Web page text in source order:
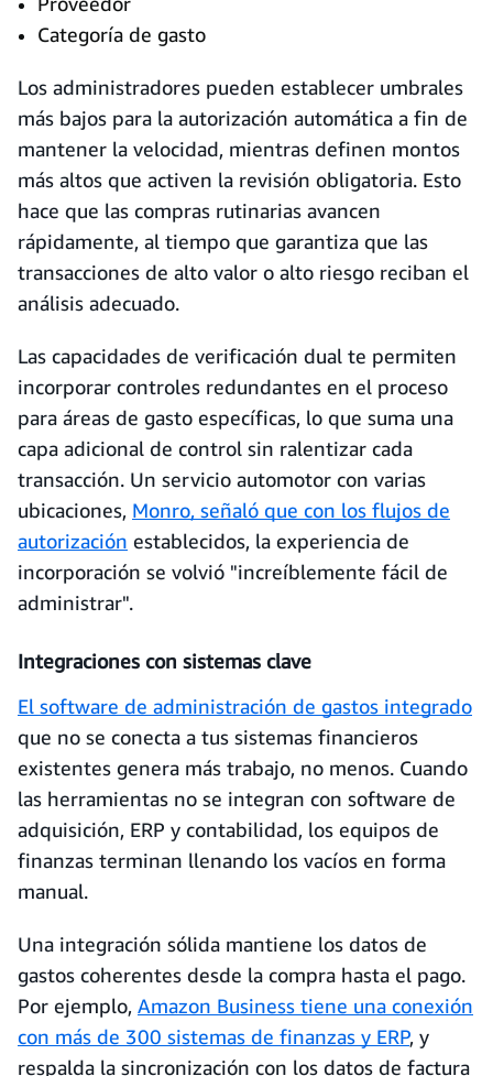
Categoría de gasto
Los administradores pueden establecer umbrales
más bajos para la autorización automática a fin de
mantener la velocidad, mientras definen montos
más altos que activen la revisión obligatoria. Esto
hace que las compras rutinarias avancen
rápidamente, al tiempo que garantiza que las
transacciones de alto valor o alto riesgo reciban el
análisis adecuado.
Las capacidades de verificación dual te permiten
incorporar controles redundantes en el proceso
para áreas de gasto específicas, lo que suma una
capa adicional de control sin ralentizar cada
transacción. Un servicio automotor con varias
ubicaciones, Monro, señaló que con los flujos de
autorización establecidos, la experiencia de
incorporación se volvió "increíblemente fácil de
administrar".
Integraciones con sistemas clave
El software de administración de gastos integrado
que no se conecta a tus sistemas financieros
existentes genera más trabajo, no menos. Cuando
las herramientas no se integran con software de
adquisición, ERP y contabilidad, los equipos de
finanzas terminan llenando los vacíos en forma
manual.
Una integración sólida mantiene los datos de
gastos coherentes desde la compra hasta el pago.
Por ejemplo, Amazon Business tiene una conexión
con más de 300 sistemas de finanzas y ERP, y
respalda la sincronización con los datos de factura